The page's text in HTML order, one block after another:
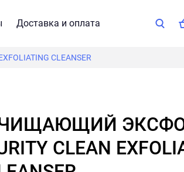
Доставка и оплата
CLEANSER
CLEAN